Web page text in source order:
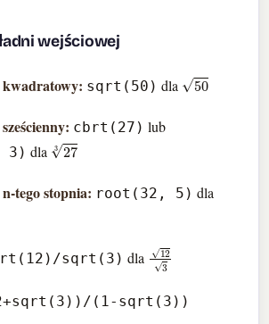
wejściowej
sqrt(50) dla 50
cbrt(27) lub
3) dla 273
tego stopnia: root(32, 5) dla
sqrt(3) dla 123
(1-sqrt(3))